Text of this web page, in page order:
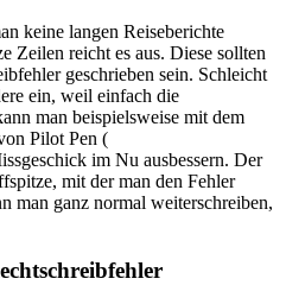
keine langen Reiseberichte
Zeilen reicht es aus. Diese sollten
geschrieben sein. Schleicht
ein, weil einfach die
man beispielsweise mit dem
Pilot Pen (
im Nu ausbessern. Der
mit der man den Fehler
man ganz normal weiterschreiben,